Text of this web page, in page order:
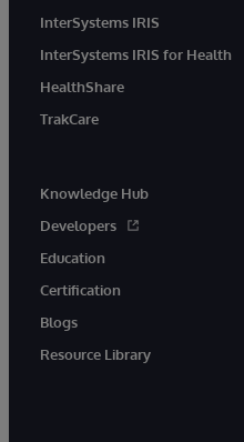
InterSystems IRIS
InterSystems IRIS for Health
HealthShare
TrakCare
Knowledge Hub
Developers
Education
Certification
Blogs
Resource Library